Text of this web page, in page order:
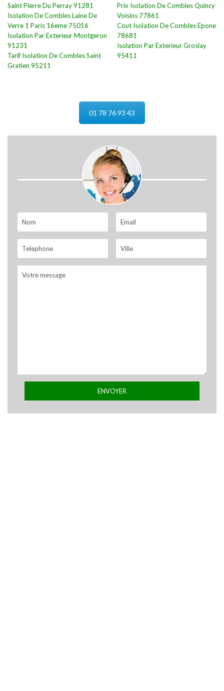
Saint Pierre Du Perray 91281
Isolation De Combles Laine De
Verre 1 Paris 16eme 75016
Isolation Par Exterieur Montgeron
91231
Tarif Isolation De Combles Saint
Gratien 95211
Prix Isolation De Combles Quincy
Voisins 77861
Cout Isolation De Combles Epone
78681
Isolation Par Exterieur Groslay
95411
01 78 76 93 43